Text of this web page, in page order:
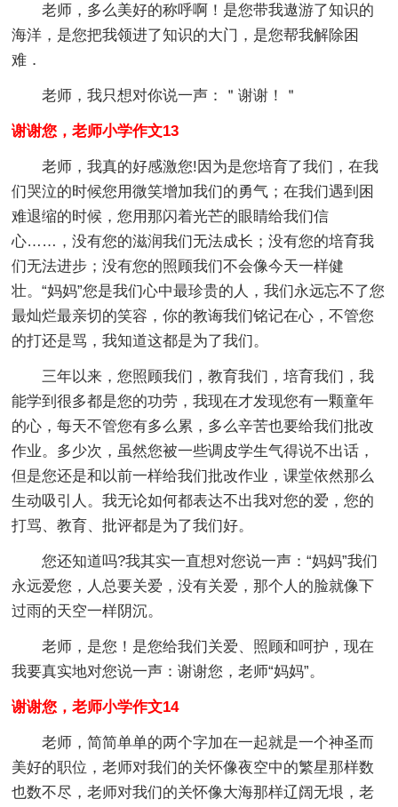
老师，多么美好的称呼啊！是您带我遨游了知识的
海洋，是您把我领进了知识的大门，是您帮我解除困
难．
老师，我只想对你说一声：＂谢谢！＂
谢谢您，老师小学作文13
老师，我真的好感激您!因为是您培育了我们，在我
们哭泣的时候您用微笑增加我们的勇气；在我们遇到困
难退缩的时候，您用那闪着光芒的眼睛给我们信
心……，没有您的滋润我们无法成长；没有您的培育我
们无法进步；没有您的照顾我们不会像今天一样健
壮。“妈妈”您是我们心中最珍贵的人，我们永远忘不了您
最灿烂最亲切的笑容，你的教诲我们铭记在心，不管您
的打还是骂，我知道这都是为了我们。
三年以来，您照顾我们，教育我们，培育我们，我
能学到很多都是您的功劳，我现在才发现您有一颗童年
的心，每天不管您有多么累，多么辛苦也要给我们批改
作业。多少次，虽然您被一些调皮学生气得说不出话，
但是您还是和以前一样给我们批改作业，课堂依然那么
生动吸引人。我无论如何都表达不出我对您的爱，您的
打骂、教育、批评都是为了我们好。
您还知道吗?我其实一直想对您说一声：“妈妈”我们
永远爱您，人总要关爱，没有关爱，那个人的脸就像下
过雨的天空一样阴沉。
老师，是您！是您给我们关爱、照顾和呵护，现在
我要真实地对您说一声：谢谢您，老师“妈妈”。
谢谢您，老师小学作文14
老师，简简单单的两个字加在一起就是一个神圣而
美好的职位，老师对我们的关怀像夜空中的繁星那样数
也数不尽，老师对我们的关怀像大海那样辽阔无垠，老